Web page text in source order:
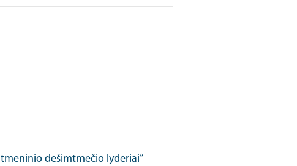
dešimtmečio lyderiai“